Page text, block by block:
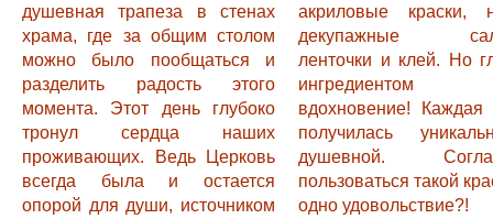
душевная трапеза в стенах
храма, где за общим столом
можно было пообщаться и
разделить радость этого
момента. Этот день глубоко
тронул сердца наших
проживающих. Ведь Церковь
всегда была и остается
опорой для души, источником
акриловые краски,
декупажные
ленточки и клей. Но
ингредиентом
вдохновение! Каждая
получилась
душевной.
пользоваться такой
одно удовольствие?!